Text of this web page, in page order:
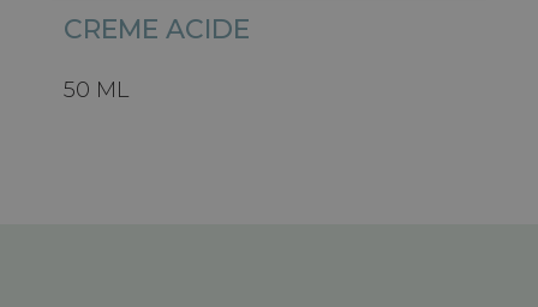
CREME ACIDE
50 ML